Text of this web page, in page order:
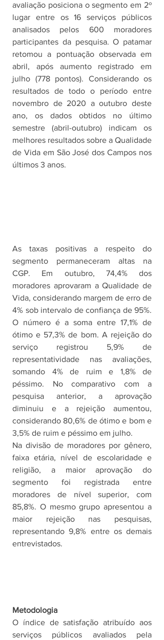
avaliação posiciona o segmento em 2º
lugar entre os 16 serviços públicos
analisados pelos 600 moradores
participantes da pesquisa. O patamar
retomou a pontuação observada em
abril, após aumento registrado em
julho (778 pontos). Considerando os
resultados de todo o período entre
novembro de 2020 a outubro deste
ano, os dados obtidos no último
semestre (abril-outubro) indicam os
melhores resultados sobre a Qualidade
de Vida em São José dos Campos nos
últimos 3 anos.
As taxas positivas a respeito do
segmento permaneceram altas na
CGP. Em outubro, 74,4% dos
moradores aprovaram a Qualidade de
Vida, considerando margem de erro de
4% sob intervalo de confiança de 95%.
O número é a soma entre 17,1% de
ótimo e 57,3% de bom. A rejeição do
serviço registrou 5,9% de
representatividade nas avaliações,
somando 4% de ruim e 1,8% de
péssimo. No comparativo com a
pesquisa anterior, a aprovação
diminuiu e a rejeição aumentou,
considerando 80,6% de ótimo e bom e
3,5% de ruim e péssimo em julho.
Na divisão de moradores por gênero,
faixa etária, nível de escolaridade e
religião, a maior aprovação do
segmento foi registrada entre
moradores de nível superior, com
85,8%. O mesmo grupo apresentou a
maior rejeição nas pesquisas,
representando 9,8% entre os demais
entrevistados.
Metodologia
O índice de satisfação atribuído aos
serviços públicos avaliados pela